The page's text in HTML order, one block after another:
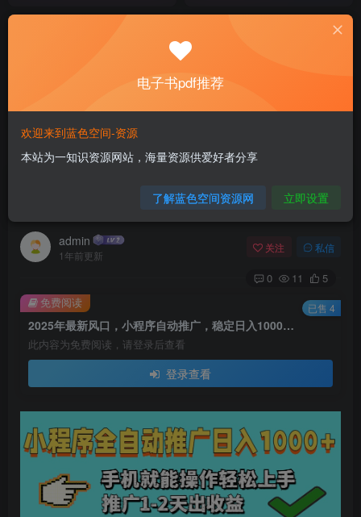
计算机 移动设备 软件下载....
电子书籍下载...
首页 网赚项目 正文
2025年最新风口，小程序自动推广，稳定日入
1000+，小白轻松上手
admin
1年前更新
关注 私信
0 11 5
2025年最新风口，小程序自动推广，稳定日入1000+，小白轻松上手
此内容为免费阅读，请登录后查看
登录查看
免费阅读 已售 4
电子书pdf推荐
欢迎来到蓝色空间-资源
本站为一知识资源网站，海量资源供爱好者分享
了解蓝色空间资源网 立即设置